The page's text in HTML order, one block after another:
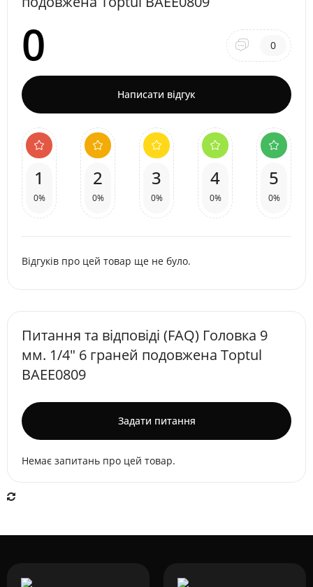
0 0
Написати відгук
1
0%
2
0%
3
0%
4
0%
5
0%
Відгуків про цей товар ще не було.
Питання та відповіді (FAQ) Головка 9
мм. 1/4" 6 граней подовжена Toptul
BAEE0809
Задати питання
Немає запитань про цей товар.